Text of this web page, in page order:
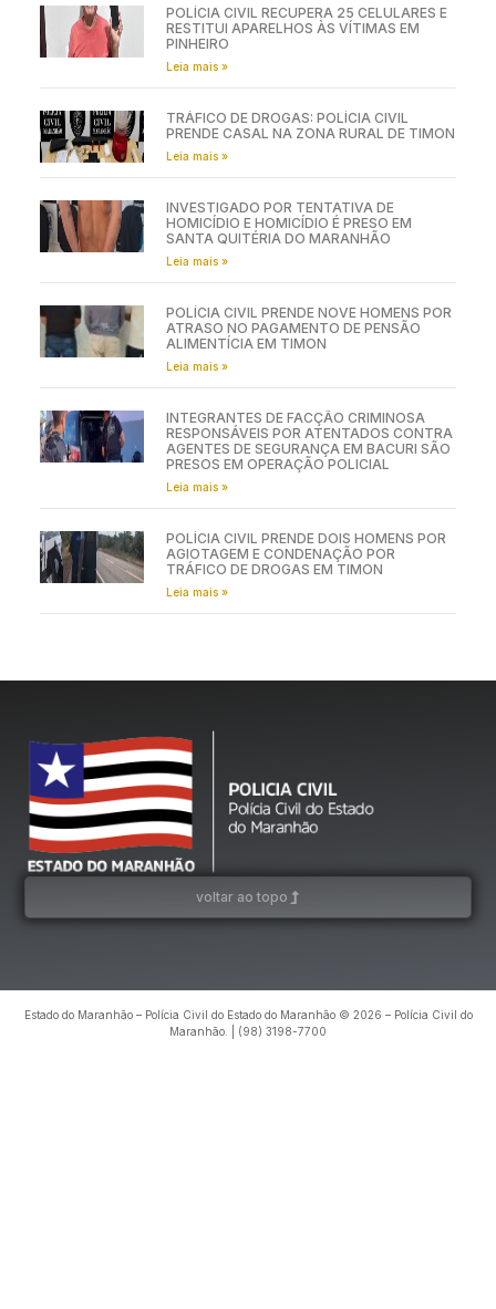
POLÍCIA CIVIL RECUPERA 25 CELULARES E
RESTITUI APARELHOS ÀS VÍTIMAS EM
PINHEIRO
Leia mais »
TRÁFICO DE DROGAS: POLÍCIA CIVIL
PRENDE CASAL NA ZONA RURAL DE TIMON
Leia mais »
INVESTIGADO POR TENTATIVA DE
HOMICÍDIO E HOMICÍDIO É PRESO EM
SANTA QUITÉRIA DO MARANHÃO
Leia mais »
POLÍCIA CIVIL PRENDE NOVE HOMENS POR
ATRASO NO PAGAMENTO DE PENSÃO
ALIMENTÍCIA EM TIMON
Leia mais »
INTEGRANTES DE FACÇÃO CRIMINOSA
RESPONSÁVEIS POR ATENTADOS CONTRA
AGENTES DE SEGURANÇA EM BACURI SÃO
PRESOS EM OPERAÇÃO POLICIAL
Leia mais »
POLÍCIA CIVIL PRENDE DOIS HOMENS POR
AGIOTAGEM E CONDENAÇÃO POR
TRÁFICO DE DROGAS EM TIMON
Leia mais »
voltar ao topo
Estado do Maranhão – Polícia Civil do Estado do Maranhão © 2026 – Polícia Civil do
Maranhão. | (98) 3198-7700